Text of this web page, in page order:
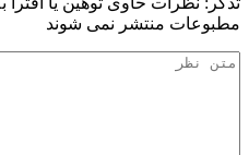
مطبوعات منتشر نمی شوند